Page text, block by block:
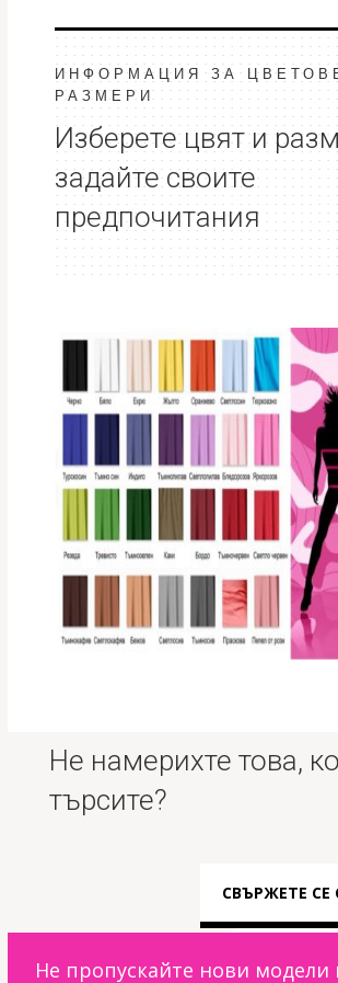
ИНФОРМАЦИЯ ЗА
РАЗМЕРИ
Изберете цвят и
задайте своите
предпочитания
Не намерихте това,
търсите?
СВЪРЖЕТЕ СЕ
Не пропускайте нови модели